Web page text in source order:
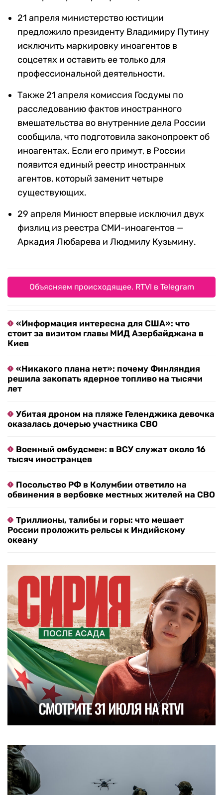
21 апреля министерство юстиции
предложило президенту Владимиру Путину
исключить маркировку иноагентов в
соцсетях и оставить ее только для
профессиональной деятельности.
Также 21 апреля комиссия Госдумы по
расследованию фактов иностранного
вмешательства во внутренние дела России
сообщила, что подготовила законопроект об
иноагентах. Если его примут, в России
появится единый реестр иностранных
агентов, который заменит четыре
существующих.
29 апреля Минюст впервые исключил двух
физлиц из реестра СМИ-иноагентов —
Аркадия Любарева и Людмилу Кузьмину.
Объясняем происходящее. RTVI в Telegram
«Информация интересна для США»: что
стоит за визитом главы МИД Азербайджана в
Киев
«Никакого плана нет»: почему Финляндия
решила закопать ядерное топливо на тысячи
лет
Убитая дроном на пляже Геленджика девочка
оказалась дочерью участника СВО
Военный омбудсмен: в ВСУ служат около 16
тысяч иностранцев
Посольство РФ в Колумбии ответило на
обвинения в вербовке местных жителей на СВО
Триллионы, талибы и горы: что мешает
России проложить рельсы к Индийскому
океану